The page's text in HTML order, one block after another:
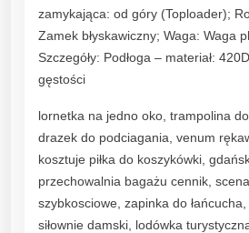
zamykająca: od góry (Toploader);
Zamek błyskawiczny; Waga: Waga
Szczegóły: Podłoga – materiał:
gęstości
lornetka na jedno oko, trampolina
drazek do podciagania, venum
kosztuje piłka do koszykówki,
przechowalnia bagażu cennik,
szybkosciowe, zapinka do
siłownie damski, lodówka